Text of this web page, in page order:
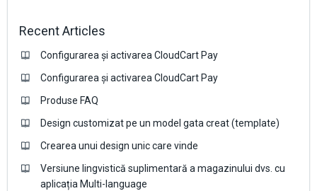
Recent Articles
Configurarea și activarea CloudCart Pay
Configurarea și activarea CloudCart Pay
Produse FAQ
Design customizat pe un model gata creat (template)
Crearea unui design unic care vinde
Versiune lingvistică suplimentară a magazinului dvs. cu
aplicația Multi-language